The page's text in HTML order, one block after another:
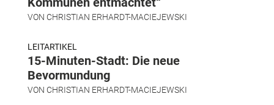
VON CHRISTIAN ERHARDT-MACIEJEWSKI
LEITARTIKEL
15-Minuten-Stadt: Die neue
Bevormundung
VON CHRISTIAN ERHARDT-MACIEJEWSKI